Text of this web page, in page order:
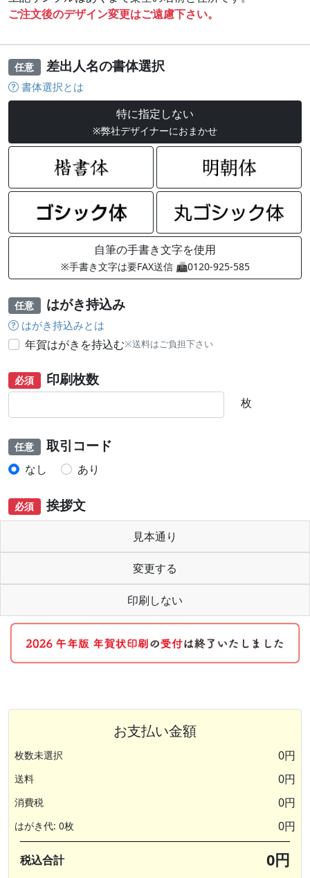
ご注文後のデザイン変更はご遠慮下さい。
任意 差出人名の書体選択
書体選択とは
特に指定しない
※弊社デザイナーにおまかせ
自筆の手書き文字を使用
※手書き文字は要FAX送信 📠0120-925-585
任意 はがき持込み
はがき持込みとは
年賀はがきを持込む※送料はご負担下さい
必須 印刷枚数
枚
任意 取引コード
なし あり
必須 挨拶文
見本通り
変更する
印刷しない
お支払い金額
枚数未選択 0円
送料 0円
消費税 0円
はがき代: 0枚 0円
税込合計 0円